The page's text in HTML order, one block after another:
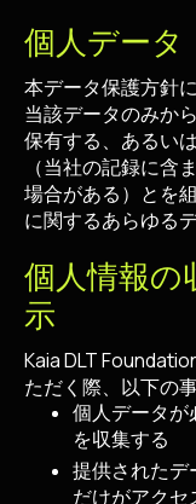
個人データ
本データ保護方針
当該データのみか
保有する、あるい
（当社の記録に含
場合がある）とを
に関するあらゆる
個人情報の
示
Kaia DLT
ただく際、以下の
個人データが
を収集する
提供されたデ
だけがアクセ